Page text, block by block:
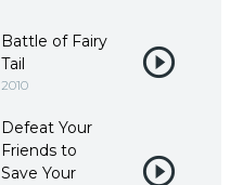
Battle of Fairy
Tail
2010
Defeat Your
Friends to
Save Your